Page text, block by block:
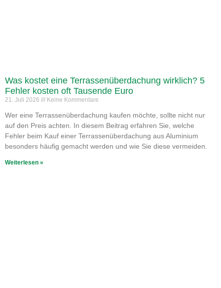
Was kostet eine Terrassenüberdachung wirklich? 5
Fehler kosten oft Tausende Euro
21. Juli 2026 Keine Kommentare
Wer eine Terrassenüberdachung kaufen möchte, sollte nicht nur
auf den Preis achten. In diesem Beitrag erfahren Sie, welche
Fehler beim Kauf einer Terrassenüberdachung aus Aluminium
besonders häufig gemacht werden und wie Sie diese vermeiden.
Weiterlesen »